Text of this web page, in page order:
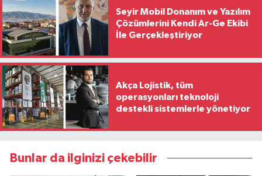
Seyir Mobil Donanım ve Yazılım
Çözümlerini Kendi Ar-Ge Ekibi
İle Gerçekleştiriyor
Akça Lojistik, tüm
operasyonları teknoloji
destekli sistemlerle yönetiyor
Bunlar da ilginizi çekebilir